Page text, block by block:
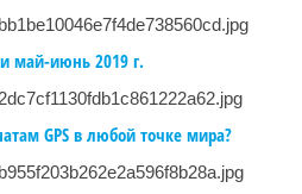
май-июнь 2019 г.
GPS в любой точке мира?